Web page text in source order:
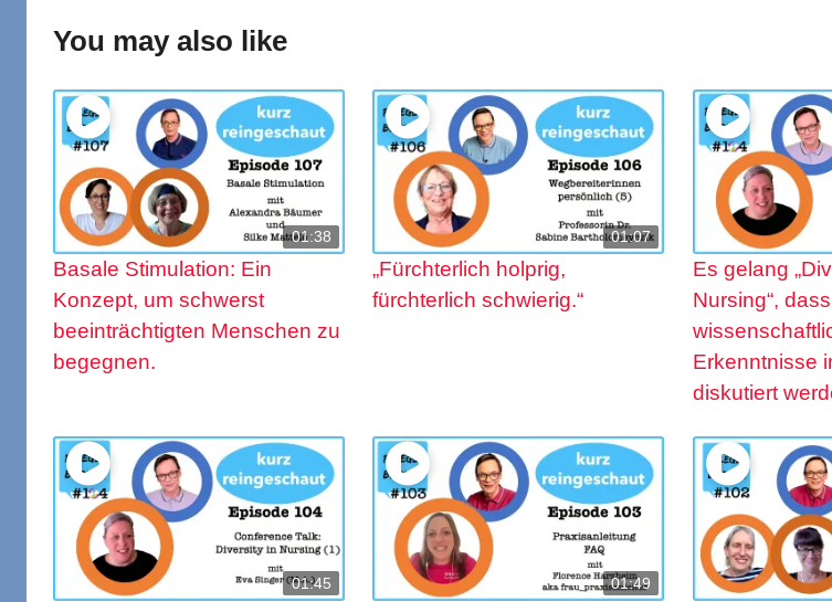
You may also like
01:38
Basale Stimulation: Ein
Konzept, um schwerst
beeinträchtigten Menschen zu
begegnen.
01:07
„Fürchterlich holprig,
fürchterlich schwierig.“
Es gelang
Nursing“, dass
Erkenntnisse
diskutiert
01:45 01:49